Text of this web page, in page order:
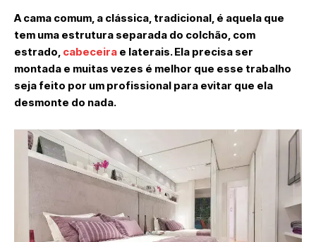
A cama comum, a clássica, tradicional, é aquela que
tem uma estrutura separada do colchão, com
estrado, cabeceira e laterais. Ela precisa ser
montada e muitas vezes é melhor que esse trabalho
seja feito por um profissional para evitar que ela
desmonte do nada.